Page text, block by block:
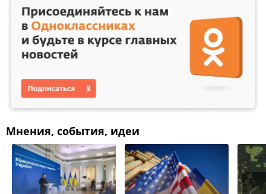
Мнения, события, идеи